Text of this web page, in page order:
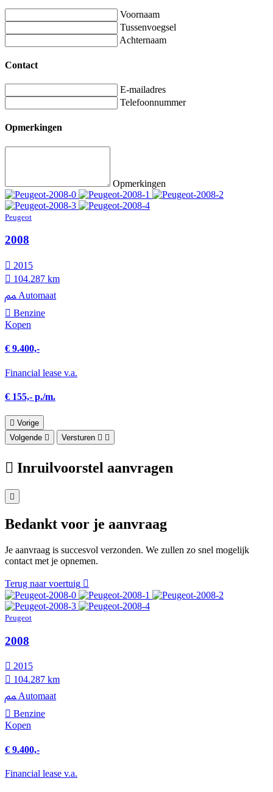
Voornaam
Tussenvoegsel
Achternaam
Contact
E-mailadres
Telefoonnummer
Opmerkingen
Opmerkingen
Peugeot
2008
2015
104.287 km
Automaat
Benzine
Kopen
€ 9.400,-
Financial lease v.a.
€ 155,- p./m.
Vorige
Volgende
Versturen
Inruilvoorstel aanvragen
Bedankt voor je aanvraag
Je aanvraag is succesvol verzonden. We zullen zo snel mogelijk
contact met je opnemen.
Terug naar voertuig
Peugeot
2008
2015
104.287 km
Automaat
Benzine
Kopen
€ 9.400,-
Financial lease v.a.